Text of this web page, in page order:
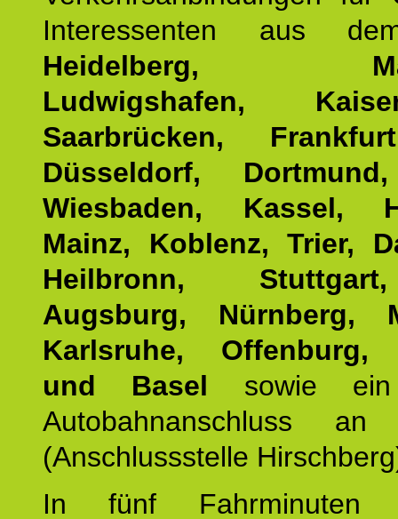
Interessenten aus
Heidelberg,
Ludwigshafen,
Saarbrücken,
Düsseldorf,
Wiesbaden, Kassel,
Mainz, Koblenz, Trier,
Heilbronn,
Augsburg, Nürnberg,
Karlsruhe, Offenburg,
und Basel sowie ein
Autobahnanschluss
(Anschlussstelle
In fünf Fahrminuten